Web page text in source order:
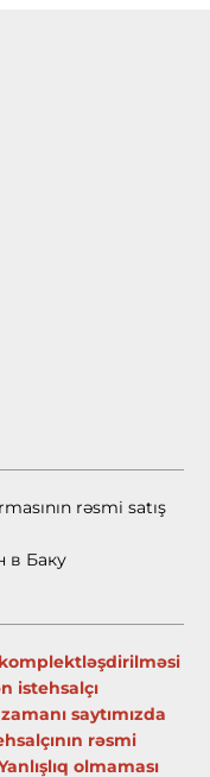
rəsmi satış
в Баку
istehsalçı
saytımızda
rəsmi
olmaması